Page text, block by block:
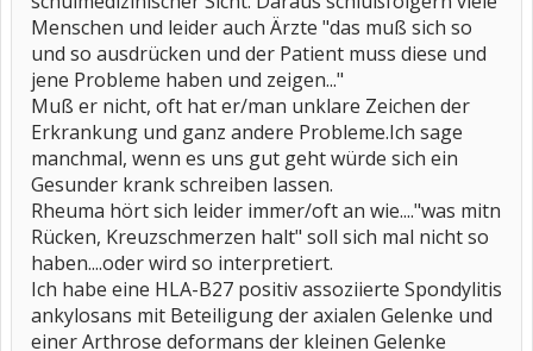
Menschen und leider auch Ärzte "das muß sich so
und so ausdrücken und der Patient muss diese und
jene Probleme haben und zeigen..."
Muß er nicht, oft hat er/man unklare Zeichen der
Erkrankung und ganz andere Probleme.Ich sage
manchmal, wenn es uns gut geht würde sich ein
Gesunder krank schreiben lassen.
Rheuma hört sich leider immer/oft an wie...."was mitn
Rücken, Kreuzschmerzen halt" soll sich mal nicht so
haben....oder wird so interpretiert.
Ich habe eine HLA-B27 positiv assoziierte Spondylitis
ankylosans mit Beteiligung der axialen Gelenke und
einer Arthrose deformans der kleinen Gelenke